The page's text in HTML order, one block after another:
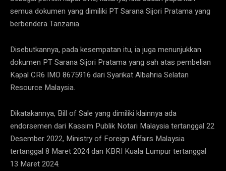
semua dokumen yang dimiliki PT Sarana Sijori Pratama yang
berbendera Tanzania.
Disebutkannya, pada kesempatan itu, ia juga menunjukkan
dokumen PT Sarana Sijori Pratama yang sah atas pembelian
Kapal CR6 IMO 8675916 dari Syarikat Albahria Selatan
Resource Malaysia.
Dikatakannya, Bill of Sale yang dimiliki klainnya ada
endorsemen dari Kassim Publik Notari Malaysia tertanggal 22
Desember 2022, Ministry of Foreign Affairs Malaysia
tertanggal 8 Maret 2024 dan KBRI Kuala Lumpur tertanggal
13 Maret 2024.